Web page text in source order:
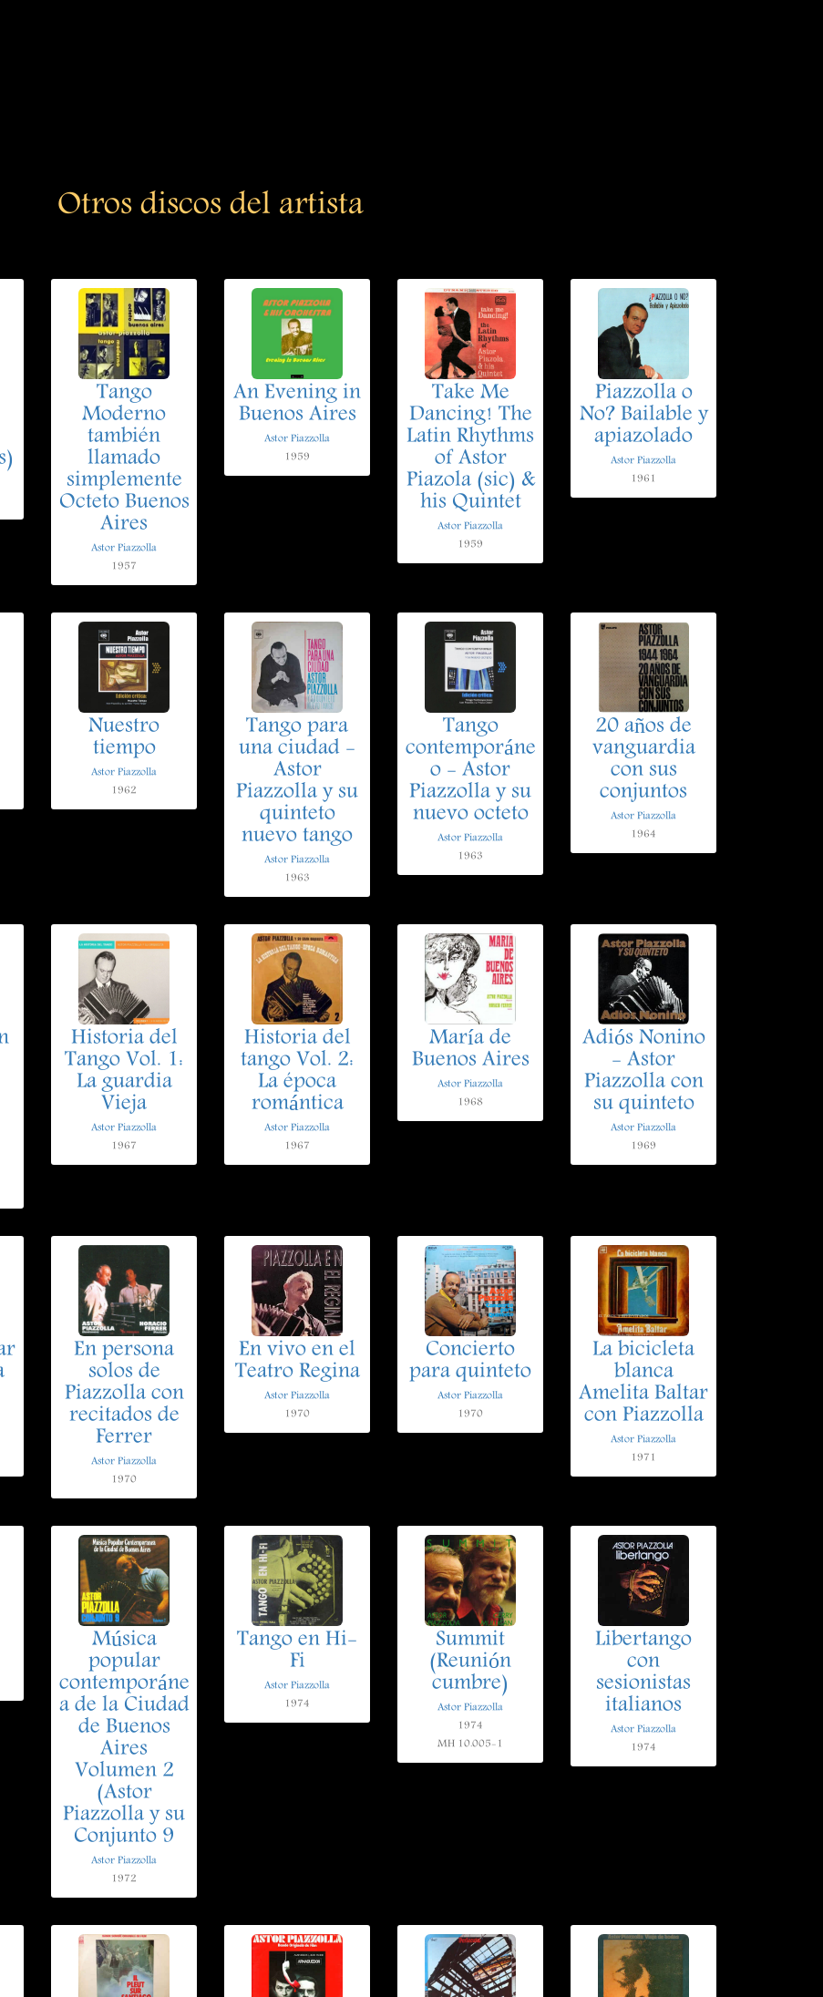
Otros discos del artista
Tango
Moderno
también
llamado
simplemente
Octeto Buenos
Aires
Astor Piazzolla
1957
An Evening in
Buenos Aires
Astor Piazzolla
1959
Take Me
Dancing! The
Latin Rhythms
of Astor
Piazola (sic) &
his Quintet
Astor Piazzolla
1959
Piazzolla o
No? Bailable y
apiazolado
Astor Piazzolla
1961
Nuestro
tiempo
Astor Piazzolla
1962
Tango para
una ciudad -
Astor
Piazzolla y su
quinteto
nuevo tango
Astor Piazzolla
1963
Tango
contemporáne
o - Astor
Piazzolla y su
nuevo octeto
Astor Piazzolla
1963
20 años de
vanguardia
con sus
conjuntos
Astor Piazzolla
1964
Historia del
Tango Vol. 1:
La guardia
Vieja
Astor Piazzolla
1967
Historia del
tango Vol. 2:
La época
romántica
Astor Piazzolla
1967
María de
Buenos Aires
Astor Piazzolla
1968
Adiós Nonino
- Astor
Piazzolla con
su quinteto
Astor Piazzolla
1969
En persona
solos de
Piazzolla con
recitados de
Ferrer
Astor Piazzolla
1970
En vivo en el
Teatro Regina
Astor Piazzolla
1970
Concierto
para quinteto
Astor Piazzolla
1970
La bicicleta
blanca
Amelita Baltar
con Piazzolla
Astor Piazzolla
1971
Música
popular
contemporáne
a de la Ciudad
de Buenos
Aires
Volumen 2
(Astor
Piazzolla y su
Conjunto 9
Astor Piazzolla
1972
Tango en Hi-
Fi
Astor Piazzolla
1974
Summit
(Reunión
cumbre)
Astor Piazzolla
1974
MH 10.005-1
Libertango
con
sesionistas
italianos
Astor Piazzolla
1974